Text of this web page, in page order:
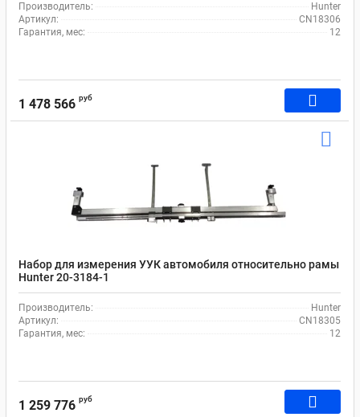
Производитель:
Hunter
Артикул:
CN18306
Гарантия, мес:
12
1 478 566 руб
Набор для измерения УУК автомобиля относительно рамы
Hunter 20-3184-1
Производитель:
Hunter
Артикул:
CN18305
Гарантия, мес:
12
1 259 776 руб